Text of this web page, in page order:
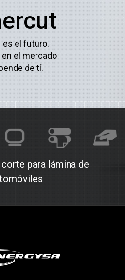
es el futuro.
en el mercado
de tí.
para lámina de